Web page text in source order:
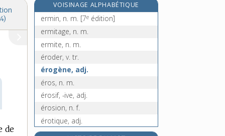
de
VOISINAGE ALPHABÉTIQUE
éristique, adj. et n. f.
ermin, n. m. [7e édition]
ermitage, n. m.
ermite, n. m.
éroder, v. tr.
érogène, adj.
éros, n. m.
érosif, -ive, adj.
érosion, n. f.
érotique, adj.
érotiquement, adv.